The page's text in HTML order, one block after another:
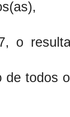
o
de todos